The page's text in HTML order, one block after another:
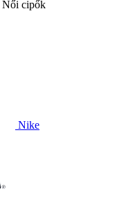
Női cipők
Nike